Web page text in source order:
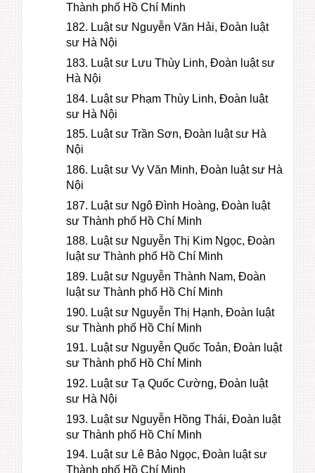
Thành phố Hồ Chí Minh
182. Luật sư Nguyễn Văn Hải, Đoàn luật
sư Hà Nội
183. Luật sư Lưu Thùy Linh, Đoàn luật sư
Hà Nội
184. Luật sư Phạm Thùy Linh, Đoàn luật
sư Hà Nội
185. Luật sư Trần Sơn, Đoàn luật sư Hà
Nội
186. Luật sư Vy Văn Minh, Đoàn luật sư Hà
Nội
187. Luật sư Ngô Đình Hoàng, Đoàn luật
sư Thành phố Hồ Chí Minh
188. Luật sư Nguyễn Thị Kim Ngọc, Đoàn
luật sư Thành phố Hồ Chí Minh
189. Luật sư Nguyễn Thành Nam, Đoàn
luật sư Thành phố Hồ Chí Minh
190. Luật sư Nguyễn Thị Hạnh, Đoàn luật
sư Thành phố Hồ Chí Minh
191. Luật sư Nguyễn Quốc Toản, Đoàn luật
sư Thành phố Hồ Chí Minh
192. Luật sư Tạ Quốc Cường, Đoàn luật
sư Hà Nội
193. Luật sư Nguyễn Hồng Thái, Đoàn luật
sư Thành phố Hồ Chí Minh
194. Luật sư Lê Bảo Ngọc, Đoàn luật sư
Thành phố Hồ Chí Minh